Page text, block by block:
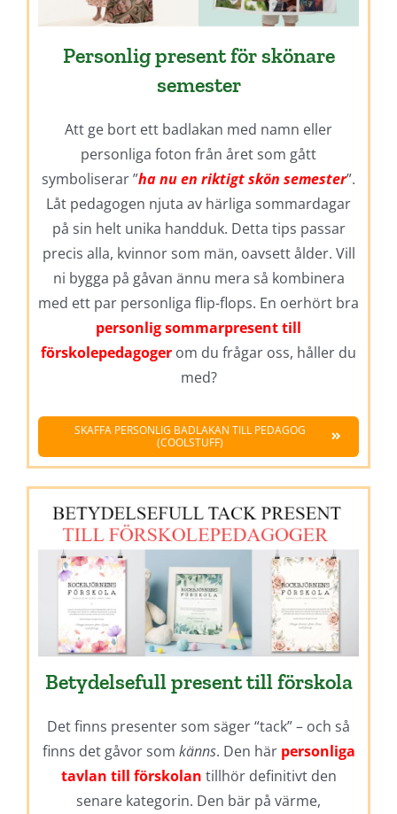
Personlig present för skönare
semester
Att ge bort ett badlakan med namn eller
personliga foton från året som gått
symboliserar ”ha nu en riktigt skön semester”.
Låt pedagogen njuta av härliga sommardagar
på sin helt unika handduk. Detta tips passar
precis alla, kvinnor som män, oavsett ålder. Vill
ni bygga på gåvan ännu mera så kombinera
med ett par personliga flip-flops. En oerhört bra
personlig sommarpresent till
förskolepedagoger om du frågar oss, håller du
med?
SKAFFA PERSONLIG BADLAKAN TILL PEDAGOG
(COOLSTUFF)
Betydelsefull present till förskola
Det finns presenter som säger “tack” – och så
finns det gåvor som känns. Den härpersonliga
tavlan till förskolan tillhör definitivt den
senare kategorin. Den bär på värme,